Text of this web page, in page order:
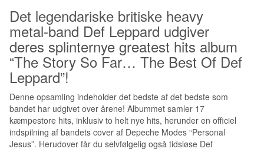
Det legendariske britiske heavy
metal-band Def Leppard udgiver
deres splinternye greatest hits album
“The Story So Far… The Best Of Def
Leppard”!
Denne opsamling indeholder det bedste af det bedste som
bandet har udgivet over årene! Albummet samler 17
kæmpestore hits, inklusiv to helt nye hits, herunder en officiel
indspilning af bandets cover af Depeche Modes “Personal
Jesus”. Herudover får du selvfølgelig også tidsløse Def